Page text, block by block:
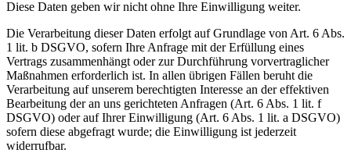
Diese Daten geben wir nicht ohne Ihre Einwilligung weiter.
Die Verarbeitung dieser Daten erfolgt auf Grundlage von Art. 6 Abs.
1 lit. b DSGVO, sofern Ihre Anfrage mit der Erfüllung eines
Vertrags zusammenhängt oder zur Durchführung vorvertraglicher
Maßnahmen erforderlich ist. In allen übrigen Fällen beruht die
Verarbeitung auf unserem berechtigten Interesse an der effektiven
Bearbeitung der an uns gerichteten Anfragen (Art. 6 Abs. 1 lit. f
DSGVO) oder auf Ihrer Einwilligung (Art. 6 Abs. 1 lit. a DSGVO)
sofern diese abgefragt wurde; die Einwilligung ist jederzeit
widerrufbar.